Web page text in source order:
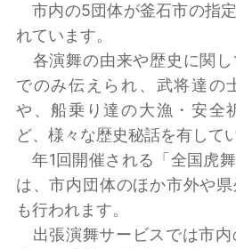
市内の5団体が釜石市の指
れています。
各演舞の由来や歴史に関
でのみ伝えられ、武将達の
や、船乗り達の大漁・安全
ど、様々な歴史秘話を有して
年1回開催される「全国虎
は、市内団体のほか市外や
も行われます。
出張演舞サービスでは市内